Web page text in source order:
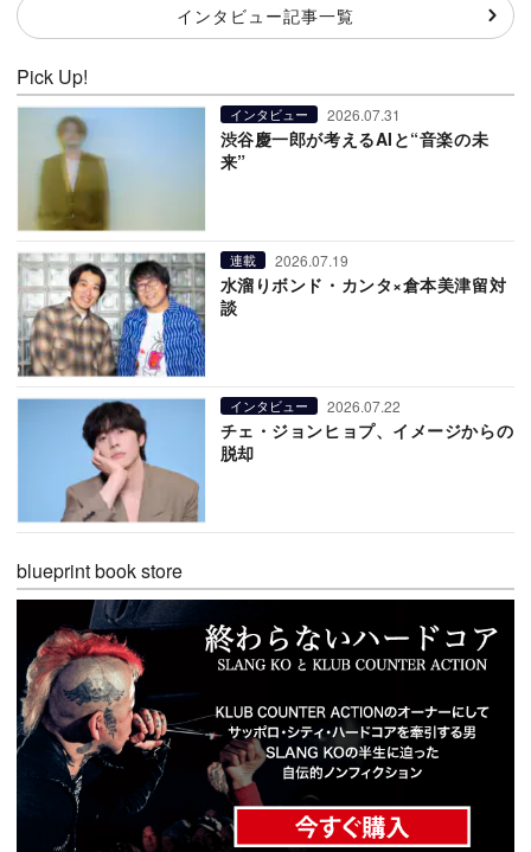
インタビュー記事一覧
Pick Up!
インタビュー 2026.07.31
渋谷慶一郎が考えるAIと“音楽の未
来”
連載 2026.07.19
水溜りボンド・カンタ×倉本美津留対
談
インタビュー 2026.07.22
チェ・ジョンヒョプ、イメージからの
脱却
blueprint book store